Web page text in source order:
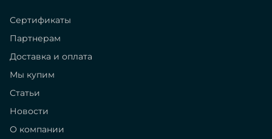
Сертификаты
Партнерам
Доставка и оплата
Мы купим
Статьи
Новости
О компании